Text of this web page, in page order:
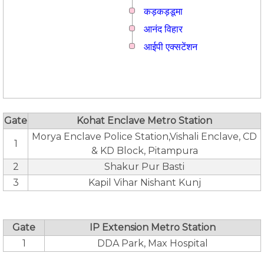
कड़कड़डूमा
आनंद विहार
आईपी एक्सटेंशन
Gate Kohat Enclave Metro Station
1
Morya Enclave Police Station,Vishali Enclave, CD
& KD Block, Pitampura
2
Shakur Pur Basti
3
Kapil Vihar Nishant Kunj
Gate
IP Extension Metro Station
1
DDA Park, Max Hospital